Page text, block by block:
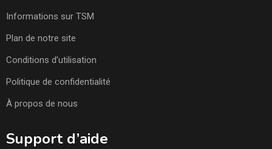
Informations sur TSM
Plan de notre site
Conditions d’utilisation
Politique de confidentialité
À propos de nous
Support d’aide